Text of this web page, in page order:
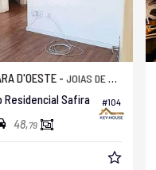
#104
D'OESTE - JOIAS DE SANTA BÁRBARA
Residencial Safira
48,79